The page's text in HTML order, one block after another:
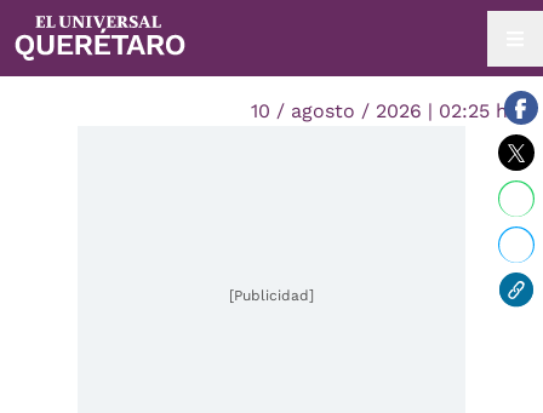
10 / agosto / 2026 | 02:25 hrs.
[Publicidad]